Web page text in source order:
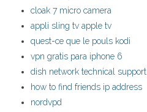
cloak 7 micro camera
appli sling tv apple tv
quest-ce que le pouls kodi
vpn gratis para iphone 6
dish network technical support
how to find friends ip address
nordvpd